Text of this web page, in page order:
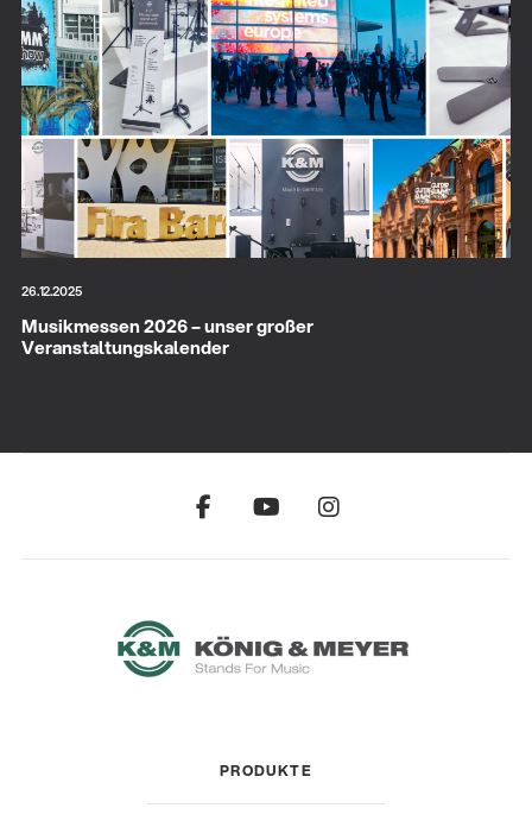
26.12.2025
Musikmessen 2026 – unser großer
Veranstaltungskalender
PRODUKTE